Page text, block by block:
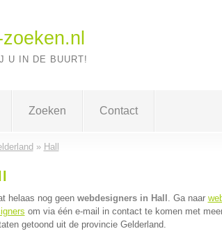
zoeken.nl
U IN DE BUURT!
Zoeken Contact
» Hall
helaas nog geen webdesigners in Hall . Ga naar
om via één e-mail in contact te komen met
getoond uit de provincie Gelderland.